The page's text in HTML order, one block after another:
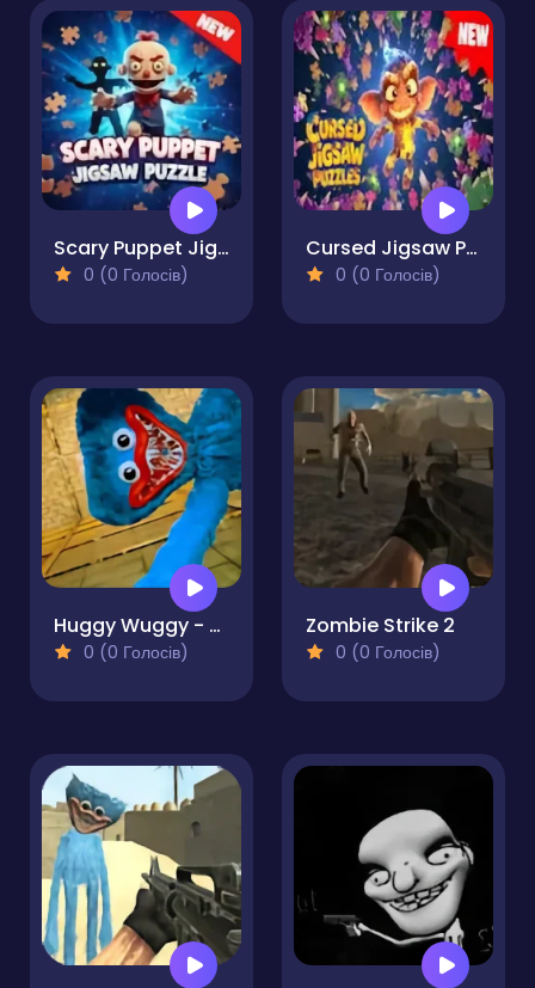
Scary Puppet Jigsaw Puzzle
0 (0 Голосів)
Cursed Jigsaw Puzzles
0 (0 Голосів)
Huggy Wuggy - Guess the right door
0 (0 Голосів)
Zombie Strike 2
0 (0 Голосів)